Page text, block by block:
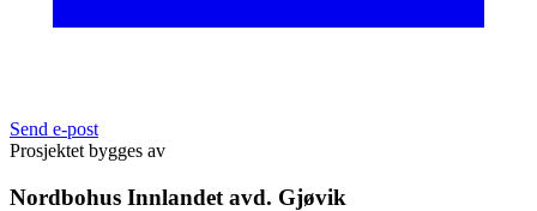
Send e-post
Prosjektet bygges av
Nordbohus Innlandet avd. Gjøvik